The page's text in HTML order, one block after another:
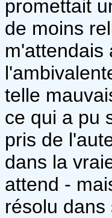
promettait
de moins
m'attendais
telle
ce qui a pu
pris de
dans la
attend -
résolu dans